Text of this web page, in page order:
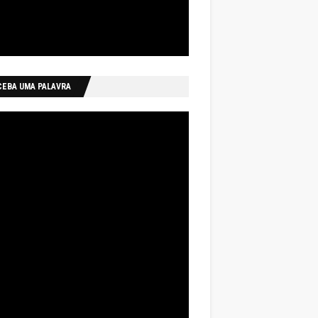
UMA PALAVRA